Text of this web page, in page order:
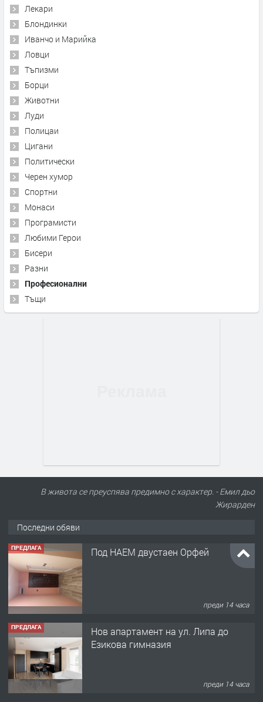
Лекари
Блондинки
Иванчо и Марийка
Ловци
Тъпизми
Борци
Животни
Луди
Полицаи
Цигани
Политически
Черен хумор
Спортни
Монаси
Програмисти
Любими Герои
Бисери
Разни
Професионални
Тъщи
В живота се преуспява предимно с характер. - Емил дьо
Жирарден
Последни обяви
ПРЕДЛАГА Под НАЕМ двустаен Орфей
преди 14 часа
ПРЕДЛАГА
Нов апартамент на ул. Липа до
Езикова гимназия
преди 14 часа